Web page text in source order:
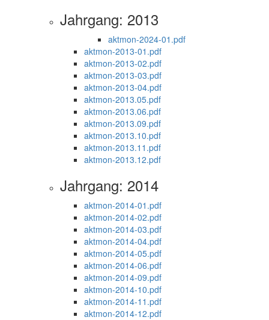
Jahrgang: 2013
aktmon-2024-01.pdf
aktmon-2013-01.pdf
aktmon-2013-02.pdf
aktmon-2013-03.pdf
aktmon-2013-04.pdf
aktmon-2013.05.pdf
aktmon-2013.06.pdf
aktmon-2013.09.pdf
aktmon-2013.10.pdf
aktmon-2013.11.pdf
aktmon-2013.12.pdf
Jahrgang: 2014
aktmon-2014-01.pdf
aktmon-2014-02.pdf
aktmon-2014-03.pdf
aktmon-2014-04.pdf
aktmon-2014-05.pdf
aktmon-2014-06.pdf
aktmon-2014-09.pdf
aktmon-2014-10.pdf
aktmon-2014-11.pdf
aktmon-2014-12.pdf